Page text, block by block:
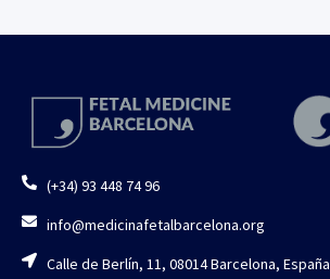
(+34) 93 448 74 96
info@medicinafetalbarcelona.org
Calle de Berlín, 11, 08014 Barcelona, España